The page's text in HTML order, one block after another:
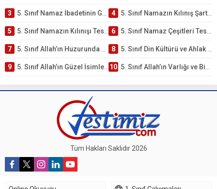
3 5. Sınıf Namaz İbadetinin Getirdiği Faydalar Testi 4 5. Sınıf Namazın Kılınış Şartları Testi
5 5. Sınıf Namazın Kılınışı Testi – Online Çöz 6 5. Sınıf Namaz Çeşitleri Testi – Online Çöz
7 5. Sınıf Allah’ın Huzurunda Olmak – Namaz İbadeti Testi 8 5. Sınıf Din Kültürü ve Ahlak Bilgisi 1. Ünite: Allah İnancı Çalışmaları
9 5. Sınıf Allah’ın Güzel İsimleri Testi – Online Çöz 10 5. Sınıf Allah’ın Varlığı ve Birliği Testi – Online Çöz
Tüm Hakları Saklıdır 2026